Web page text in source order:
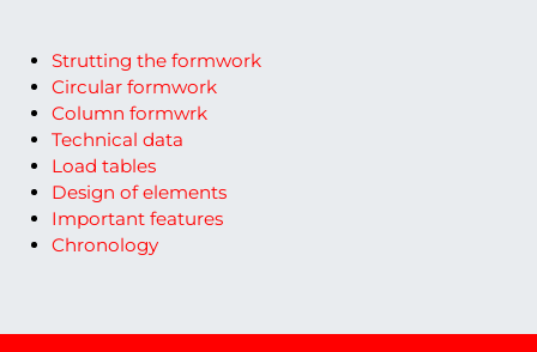
Strutting the formwork
Circular formwork
Column formwrk
Technical data
Load tables
Design of elements
Important features
Chronology